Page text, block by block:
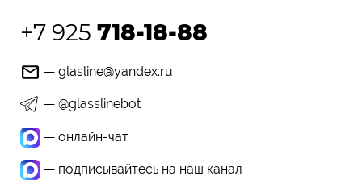
+7 925 718-18-88
— glasline@yandex.ru
— @glasslinebot
— онлайн-чат
— подписывайтесь на наш канал